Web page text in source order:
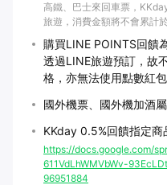
高鐵、巴士來回車票，
旅遊，消費金額將不會累計
購買LINE POINTS回饋
透過LINE旅遊預訂，故
格，亦無法使用點數紅包
國外機票、國外機加酒
KKday 0.5%回饋指定商
https://docs.google.com/
611VdLhWMVbWv-
96951884